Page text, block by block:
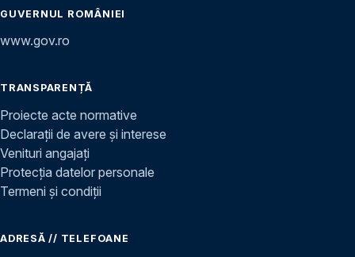
GUVERNUL ROMÂNIEI
www.gov.ro
TRANSPARENȚĂ
Proiecte acte normative
Declarații de avere și interese
Venituri angajați
Protecția datelor personale
Termeni și condiții
ADRESĂ // TELEFOANE